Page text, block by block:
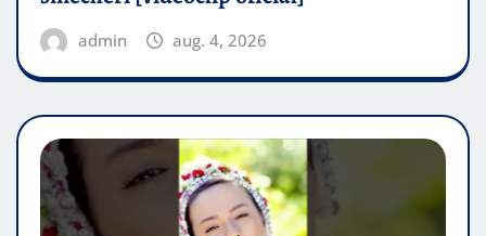
admin aug. 4, 2026